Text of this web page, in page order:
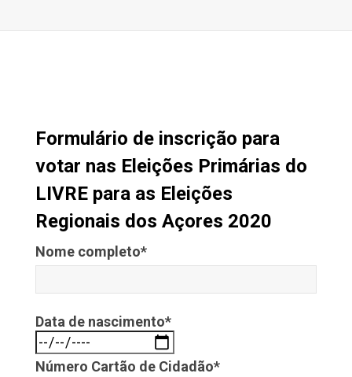
Formulário de inscrição para
votar nas Eleições Primárias do
LIVRE para as Eleições
Regionais dos Açores 2020
Nome completo*
Data de nascimento*
Número Cartão de Cidadão*